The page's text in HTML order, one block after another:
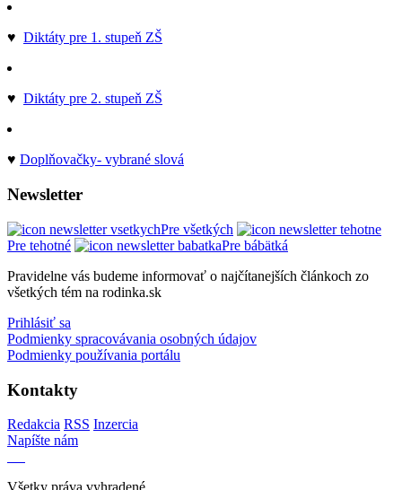
♥ Diktáty pre 1. stupeň ZŠ
♥ Diktáty pre 2. stupeň ZŠ
♥ Doplňovačky- vybrané slová
Newsletter
Pre všetkých
Pre tehotné
Pre bábätká
Pravidelne vás budeme informovať o najčítanejších článkoch zo
všetkých tém na rodinka.sk
Prihlásiť sa
Podmienky spracovávania osobných údajov
Podmienky používania portálu
Kontakty
Redakcia RSS Inzercia
Napíšte nám